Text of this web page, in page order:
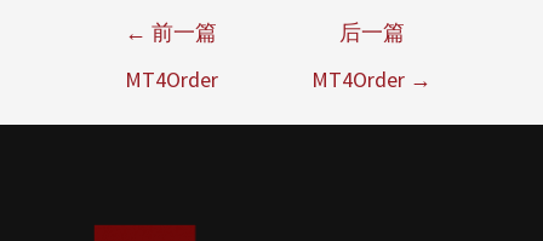
← 前一篇
MT4Order
后一篇
MT4Order →